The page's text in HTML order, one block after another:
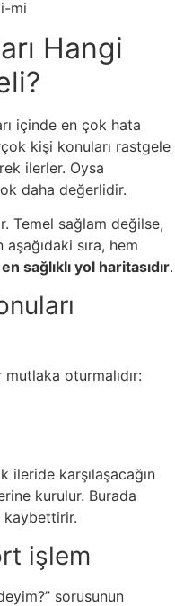
Hangi
içinde en çok hata
kişi konuları rastgele
ilerler. Oysa
daha değerlidir.
Temel sağlam değilse,
sıra, hem
en sağlıklı yol haritasıdır.
oturmalıdır:
ileride karşılaşacağın
kurulur. Burada
kaybettirir.
işlem
sorusunun